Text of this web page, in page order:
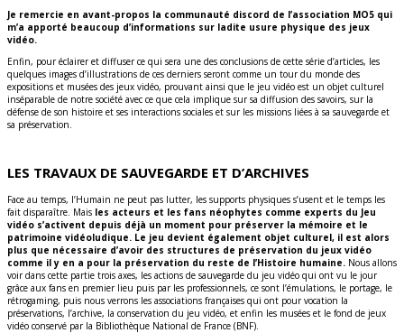
Je remercie en avant-propos la communauté discord de l’association MO5 qui
m’a apporté beaucoup d’informations sur ladite usure physique des jeux
vidéo.
Enfin, pour éclairer et diffuser ce qui sera une des conclusions de cette série d’articles, les
quelques images d’illustrations de ces derniers seront comme un tour du monde des
expositions et musées des jeux vidéo, prouvant ainsi que le jeu vidéo est un objet culturel
inséparable de notre société avec ce que cela implique sur sa diffusion des savoirs, sur la
défense de son histoire et ses interactions sociales et sur les missions liées à sa sauvegarde et
sa préservation.
LES TRAVAUX DE SAUVEGARDE ET D’ARCHIVES
Face au temps, l’Humain ne peut pas lutter, les supports physiques s’usent et le temps les
fait disparaître. Mais les acteurs et les fans néophytes comme experts du Jeu
vidéo s’activent depuis déjà un moment pour préserver la mémoire et le
patrimoine vidéoludique. Le jeu devient également objet culturel, il est alors
plus que nécessaire d’avoir des structures de préservation du jeux vidéo
comme il y en a pour la préservation du reste de l’Histoire humaine. Nous allons
voir dans cette partie trois axes, les actions de sauvegarde du jeu vidéo qui ont vu le jour
grâce aux fans en premier lieu puis par les professionnels, ce sont l’émulations, le portage, le
rétrogaming, puis nous verrons les associations françaises qui ont pour vocation la
préservations, l’archive, la conservation du jeu vidéo, et enfin les musées et le fond de jeux
vidéo conservé par la Bibliothèque National de France (BNF).